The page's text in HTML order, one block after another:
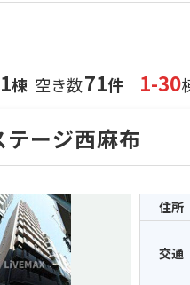
棟 空き数71件 1-30
テージ西麻布
住所
交通